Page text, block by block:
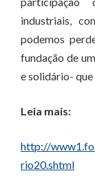
industriais,
podemos
fundação de
e solidário-
Leia mais:
http://
rio20.shtml